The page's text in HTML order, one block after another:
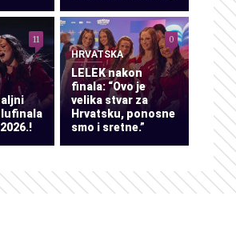
11
HRVATSKA
LELEK nakon
finala: “Ovo je
velika stvar za
Hrvatsku, ponosne
smo i sretne.”
0